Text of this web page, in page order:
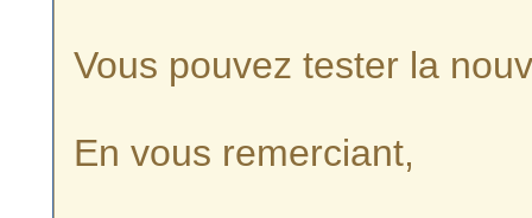
Vous pouvez tester la
En vous remerciant,